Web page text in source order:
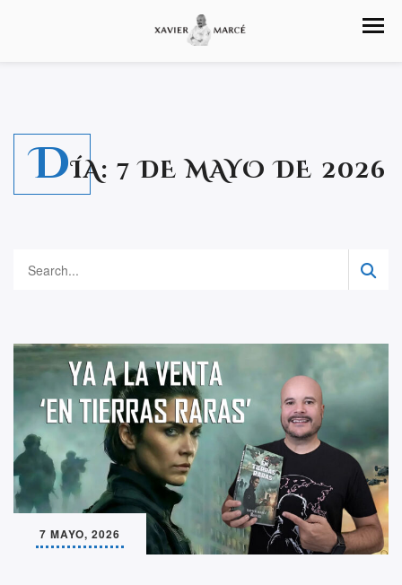
DÍA: 7 DE MAYO DE 2026
7 MAYO, 2026